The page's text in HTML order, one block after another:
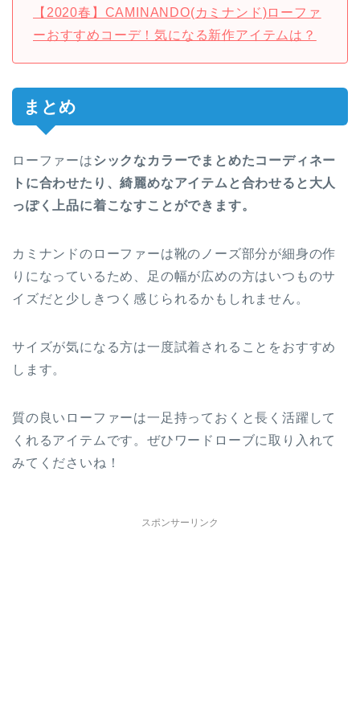
【2020春】CAMINANDO(カミナンド)ローファ
ーおすすめコーデ！気になる新作アイテムは？
まとめ
ローファーは シックなカラーでまとめたコーディネー
トに合わせたり、綺麗めなアイテムと合わせると大人
っぽく上品に着こなすことができます。
カミナンドのローファーは靴のノーズ部分が細身の作
りになっているため、足の幅が広めの方はいつものサ
イズだと少しきつく感じられるかもしれません。
サイズが気になる方は一度試着されることをおすすめ
します。
質の良いローファーは一足持っておくと長く活躍して
くれるアイテムです。ぜひワードローブに取り入れて
みてくださいね！
スポンサーリンク